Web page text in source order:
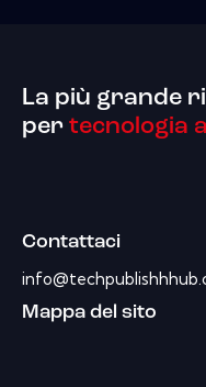
La più grande
per tecnologia
Contattaci
Mappa del sito